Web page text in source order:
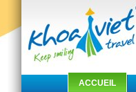
ACCUEIL